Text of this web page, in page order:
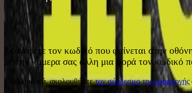
Σκανάρετε τον κωδικό που φαίνεται στην
με την κάμερα σας άλλη μια φορά τον κωδικό
Εναλλακτικά, ακολουθήστετον σύνδεσμο της εφαρμογής